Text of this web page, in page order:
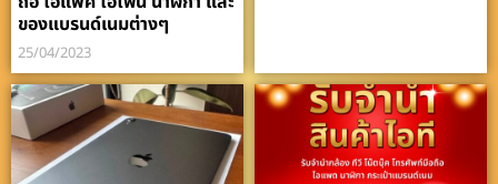
ของแบรนด์เนมต่างๆ
25/04/2023